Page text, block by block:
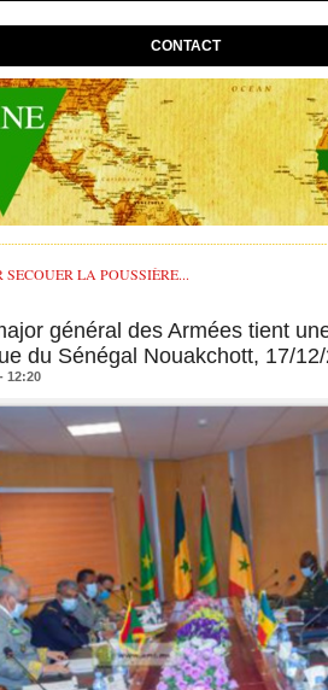
CONTACT
LA POUSSIÈRE...
général des Armées tient
du Sénégal Nouakchott, 17/
12:20